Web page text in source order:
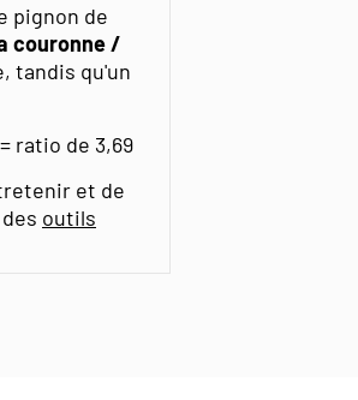
pignon de
couronne /
tandis qu'un
ratio de 3,69
et de
outils